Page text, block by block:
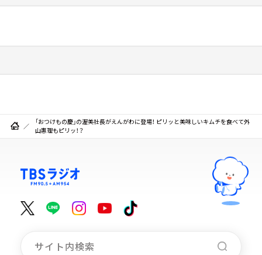
「おつけもの慶」の渥美社長がえんがわに登場！ ピリッと美味しいキムチを食べて外
山惠理もピリッ！？